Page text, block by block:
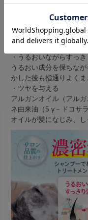
パサつく髪を修復！毛
・うるおいながらすっき
うるおい成分を保ちな
かした後も指通りよくま
・ツヤを与える
アルガンオイル（アル
ネ由来油（5 γ－ドコサ
オイルが髪になじみ、し